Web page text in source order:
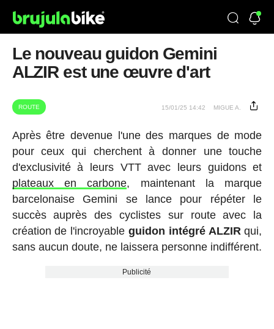
Le nouveau guidon Gemini
ALZIR est une œuvre d'art
ROUTE 15/01/25 14:42 MIGUE A.
Après être devenue l'une des marques de mode
pour ceux qui cherchent à donner une touche
d'exclusivité à leurs VTT avec leurs guidons et
plateaux en carbone, maintenant la marque
barcelonaise Gemini se lance pour répéter le
succès auprès des cyclistes sur route avec la
création de l'incroyable guidon intégré ALZIRqui,
sans aucun doute, ne laissera personne indifférent.
Publicité